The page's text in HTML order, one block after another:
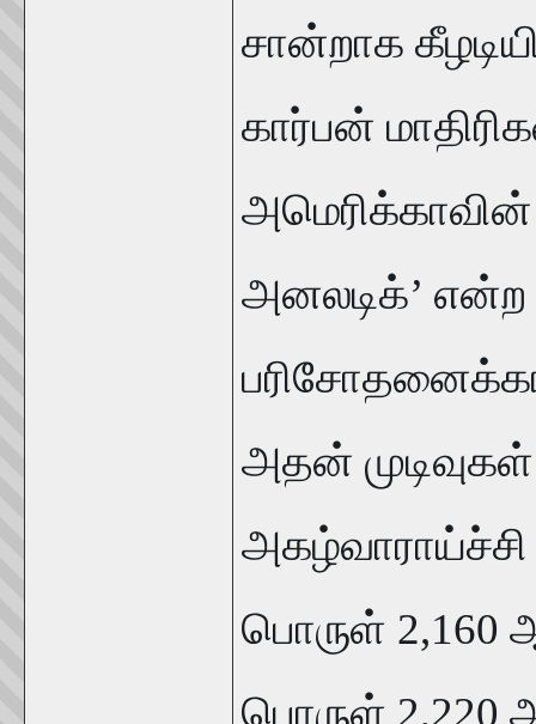
சான்றாக
கார்பன்
அமெரிக்காவின்
அனலடிக்’ என்ற
அதன்
அகழ்வாராய்ச்சி
பொருள் 2,160
பொருள் 2,220